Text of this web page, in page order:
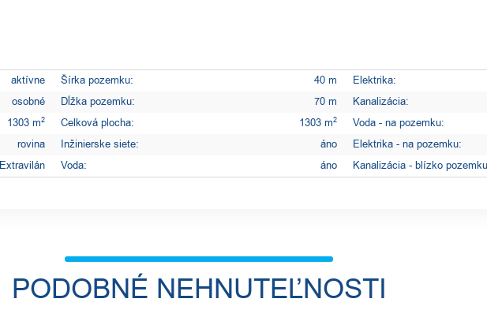
aktívne
osobné
1303 m2
rovina
Extravilán
Šírka pozemku:
40 m
Dĺžka pozemku:
70 m
Celková plocha:
1303 m2
Inžinierske siete:
áno
Voda:
áno
Elektrika:
Kanalizácia:
Voda - na pozemku:
Elektrika - na pozemku:
Kanalizácia - blízko
PODOBNÉ NEHNUTEĽNOSTI